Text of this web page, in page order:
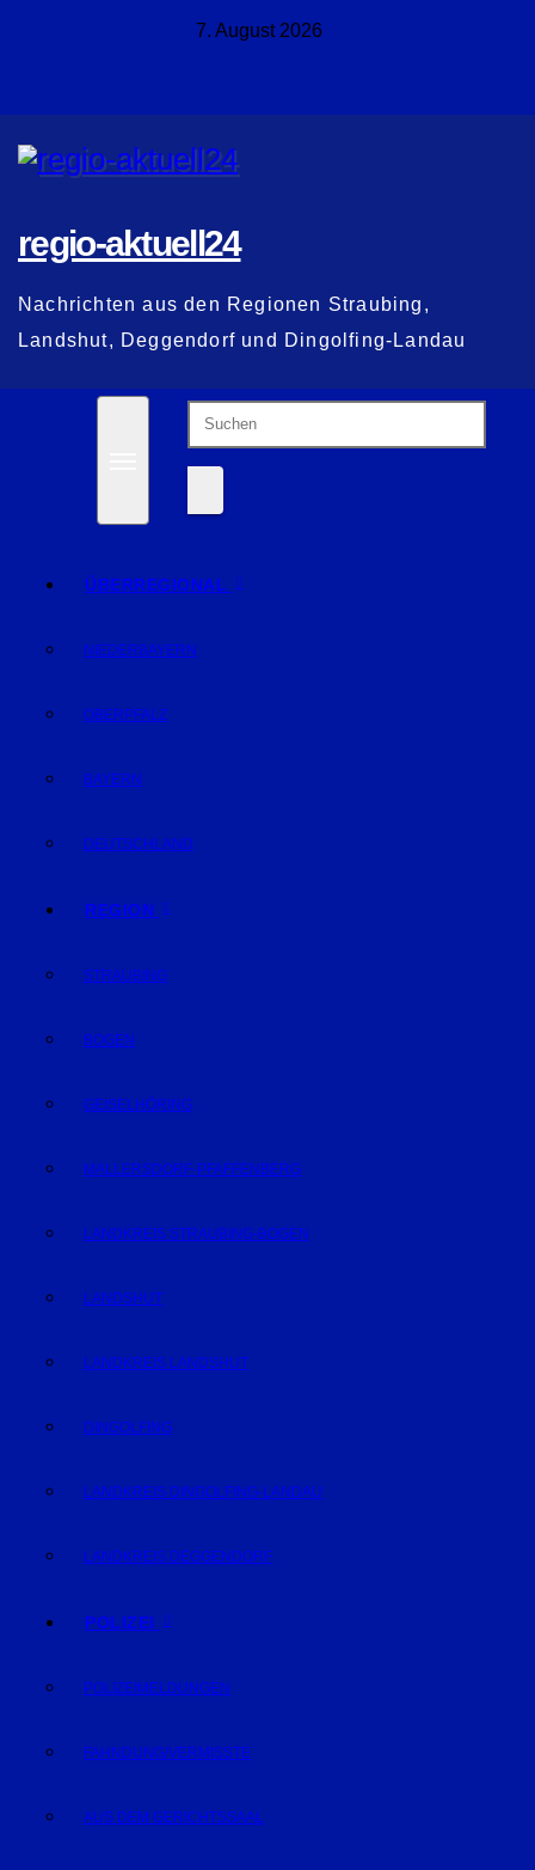
7. August 2026
regio-aktuell24
Nachrichten aus den Regionen Straubing,
Landshut, Deggendorf und Dingolfing-Landau
ÜBERREGIONAL
NIEDERBAYERN
OBERPFALZ
BAYERN
DEUTSCHLAND
REGION
STRAUBING
BOGEN
GEISELHÖRING
MALLERSDORF-PFAFFENBERG
LANDKREIS STRAUBING-BOGEN
LANDSHUT
LANDKREIS LANDSHUT
DINGOLFING
LANDKREIS DINGOLFING-LANDAU
LANDKREIS DEGGENDORF
POLIZEI
POLIZEIMELDUNGEN
FAHNDUNG/VERMISSTE
AUS DEM GERICHTSSAAL